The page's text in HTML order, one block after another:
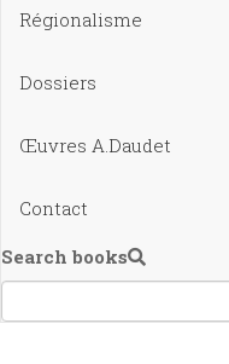
Régionalisme
Dossiers
Œuvres A.Daudet
Contact
Search books